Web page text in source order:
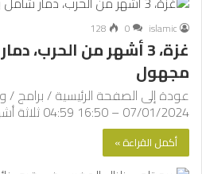
islamic
0
128
غزة، 3 أشهر من الحرب،
مجهول
عودة إلى الصفحة الرئيسية /
07/01/2024 – 16:50 04:59 ثلاثة أشهر من الحرب…
أكمل القراءة »